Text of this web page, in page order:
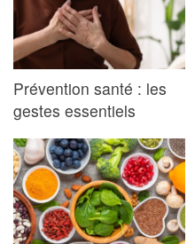
Prévention santé : les
gestes essentiels